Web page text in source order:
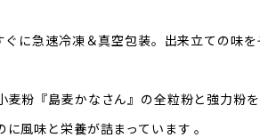
に急速冷凍＆真空包装。出来立ての味
粉『島麦かなさん』の全粒粉と強力粉
風味と栄養が詰まっています 。